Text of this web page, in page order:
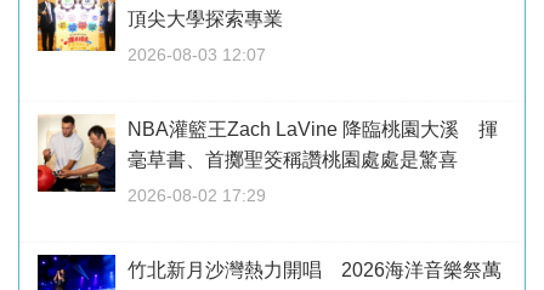
頂尖大學探索專業
2026-08-03 12:07
NBA灌籃王Zach LaVine 降臨桃園大溪 揮
毫草書、首擲聖筊稱讚桃園處處是驚喜
2026-08-02 17:29
竹北新月沙灣熱力開唱 2026海洋音樂祭萬